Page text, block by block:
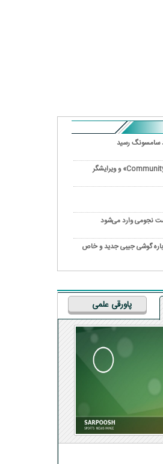
رسید
آپدیت جدید تلگرام منتشر شد / قابلیت «Community» و ویرایشگر
نجومی وارد می‌شود
گوشی جیبی جدید و خاص
پاورقی علمی